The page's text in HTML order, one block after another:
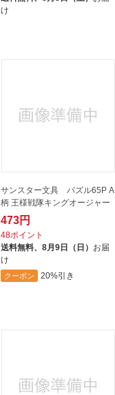
け
サンスター文具 パズル65P A
柄 王様戦隊キングオージャー
473円
48ポイント
送料無料、8月9日（日） お届
け
クーポン 20%引き